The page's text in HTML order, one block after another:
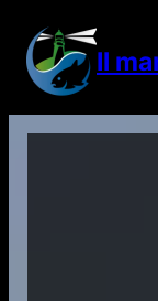
contenuto
Il